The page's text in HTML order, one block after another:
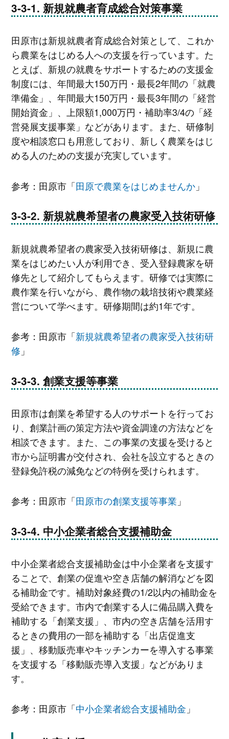
新規就農者育成総合対策事業
田原市は新規就農者育成総合対策として、これか
ら農業をはじめる人への支援を行っています。た
とえば、新規の就農をサポートするための支援金
制度には、年間最大150万円・最長2年間の「就農
準備金」、年間最大150万円・最長3年間の「経営
開始資金」、上限額1,000万円・補助率3/4の「経
営発展支援事業」などがあります。また、研修制
度や相談窓口も用意しており、新しく農業をはじ
める人のための支援が充実しています。
参考：田原市「田原で農業をはじめませんか」
新規就農希望者の農家受入技術研修
新規就農希望者の農家受入技術研修は、新規に農
業をはじめたい人が利用でき、受入登録農家を研
修先として紹介してもらえます。研修では実際に
農作業を行いながら、農作物の栽培技術や農業経
営について学べます。研修期間は約1年です。
参考：田原市「新規就農希望者の農家受入技術研
修 」
創業支援等事業
田原市は創業を希望する人のサポートを行ってお
り、創業計画の策定方法や資金調達の方法などを
相談できます。また、この事業の支援を受けると
市から証明書が交付され、会社を設立するときの
登録免許税の減免などの特例を受けられます。
参考：田原市「田原市の創業支援等事業 」
中小企業者総合支援補助金
中小企業者総合支援補助金は中小企業者を支援す
ることで、創業の促進や空き店舗の解消などを図
る補助金です。補助対象経費の1/2以内の補助金を
受給できます。市内で創業する人に備品購入費を
補助する「創業支援」、市内の空き店舗を活用す
るときの費用の一部を補助する「出店促進支
援」、移動販売車やキッチンカーを導入する事業
を支援する「移動販売導入支援」などがありま
す。
参考：田原市「中小企業者総合支援補助金 」